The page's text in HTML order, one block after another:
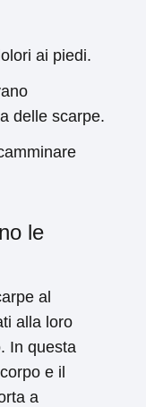
ai piedi.
delle scarpe.
le
al
alla loro
In questa
e il
a